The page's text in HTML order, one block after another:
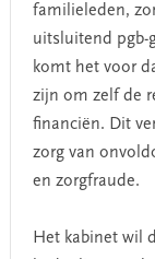
familieleden,
uitsluitend pgb-
komt het voor
zijn om zelf de
financiën. Dit
zorg van
en zorgfraude.
Het kabinet wil